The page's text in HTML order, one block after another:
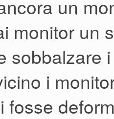
un
monitor un
sobbalzare
i
fosse